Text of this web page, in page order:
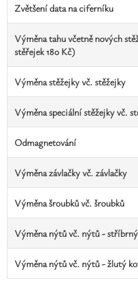
Zvětšení data na ciferníku
Výměna tahu včetně nových
stěřejek 180 Kč)
Výměna stěžejky vč. stěžejky
Výměna speciální stěžejky vč.
Odmagnetování
Výměna závlačky vč. závlačky
Výměna šroubků vč. šroubků
Výměna nýtů vč. nýtů -
Výměna nýtů vč. nýtů - žlutý